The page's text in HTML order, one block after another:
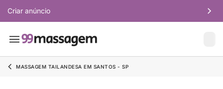
Criar anúncio
MASSAGEM TAILANDESA EM SANTOS - SP